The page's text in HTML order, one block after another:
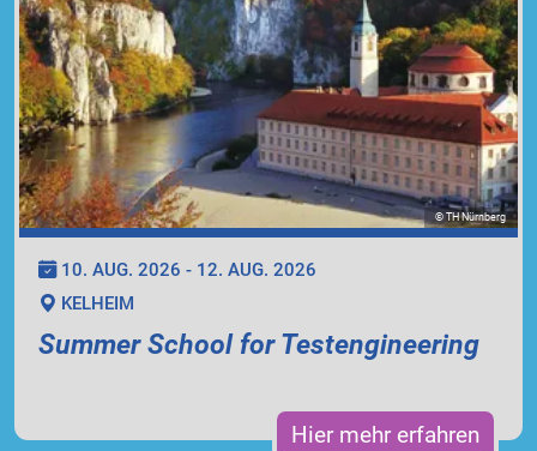
© TH Nürnberg
10. AUG. 2026 - 12. AUG. 2026
KELHEIM
Summer School for Testengineering
Hier mehr erfahren